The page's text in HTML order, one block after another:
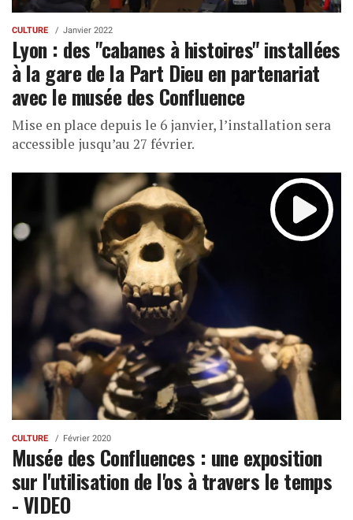
CULTURE Janvier 2022
Lyon : des "cabanes à histoires" installées
à la gare de la Part Dieu en partenariat
avec le musée des Confluence
Mise en place depuis le 6 janvier, l’installation sera
accessible jusqu’au 27 février.
CULTURE Février 2020
Musée des Confluences : une exposition
sur l'utilisation de l'os à travers le temps
- VIDEO